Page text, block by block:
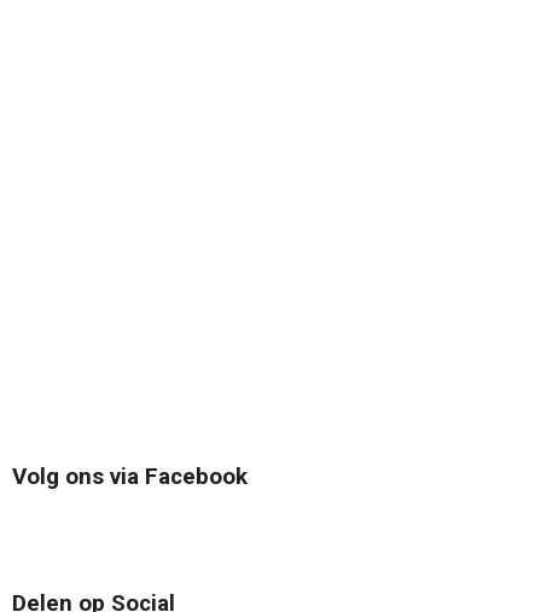
Volg ons via Facebook
Delen op Social